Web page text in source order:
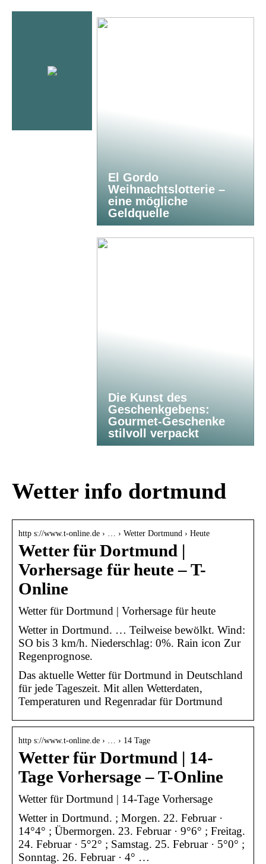
El Gordo
Weihnachtslotterie –
eine mögliche
Geldquelle
Die Kunst des
Geschenkgebens:
Gourmet-Geschenke
stilvoll verpackt
Wetter info dortmund
http s://www.t-online.de › … › Wetter Dortmund › Heute
Wetter für Dortmund |
Vorhersage für heute – T-
Online
Wetter für Dortmund | Vorhersage für heute
Wetter in Dortmund. … Teilweise bewölkt. Wind:
SO bis 3 km/h. Niederschlag: 0%. Rain icon Zur
Regenprognose.
Das aktuelle Wetter für Dortmund in Deutschland
für jede Tageszeit. Mit allen Wetterdaten,
Temperaturen und Regenradar für Dortmund
http s://www.t-online.de › … › 14 Tage
Wetter für Dortmund | 14-
Tage Vorhersage – T-Online
Wetter für Dortmund | 14-Tage Vorhersage
Wetter in Dortmund. ; Morgen. 22. Februar ·
14°4° ; Übermorgen. 23. Februar · 9°6° ; Freitag.
24. Februar · 5°2° ; Samstag. 25. Februar · 5°0° ;
Sonntag. 26. Februar · 4° …